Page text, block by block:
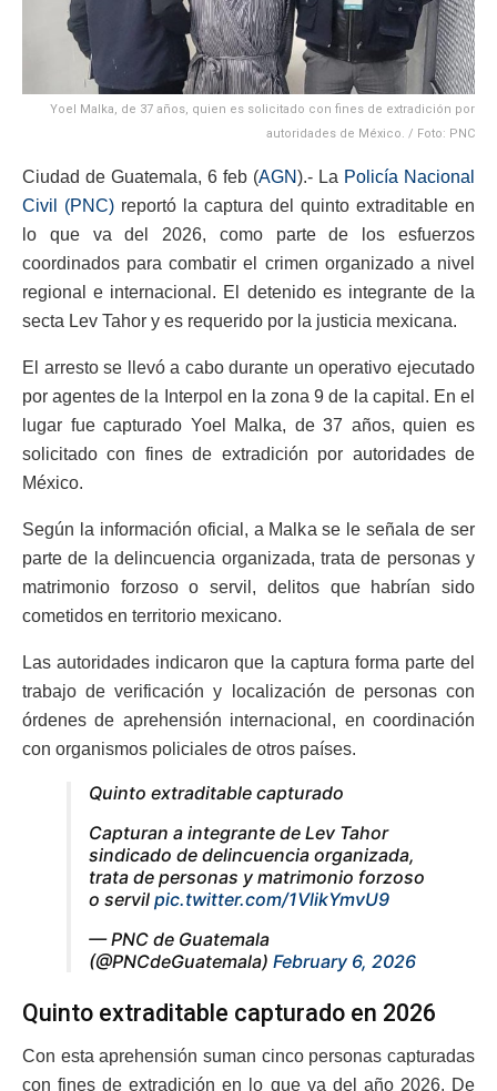
Yoel Malka, de 37 años, quien es solicitado con fines de extradición por
autoridades de México. / Foto: PNC
Ciudad de Guatemala, 6 feb (AGN).- La Policía Nacional
Civil (PNC) reportó la captura del quinto extraditable en
lo que va del 2026, como parte de los esfuerzos
coordinados para combatir el crimen organizado a nivel
regional e internacional. El detenido es integrante de la
secta Lev Tahor y es requerido por la justicia mexicana.
El arresto se llevó a cabo durante un operativo ejecutado
por agentes de la Interpol en la zona 9 de la capital. En el
lugar fue capturado Yoel Malka, de 37 años, quien es
solicitado con fines de extradición por autoridades de
México.
Según la información oficial, a Malka se le señala de ser
parte de la delincuencia organizada, trata de personas y
matrimonio forzoso o servil, delitos que habrían sido
cometidos en territorio mexicano.
Las autoridades indicaron que la captura forma parte del
trabajo de verificación y localización de personas con
órdenes de aprehensión internacional, en coordinación
con organismos policiales de otros países.
Quinto extraditable capturado
Capturan a integrante de Lev Tahor
sindicado de delincuencia organizada,
trata de personas y matrimonio forzoso
o servil pic.twitter.com/1VlikYmvU9
— PNC de Guatemala
(@PNCdeGuatemala) February 6, 2026
Quinto extraditable capturado en 2026
Con esta aprehensión suman cinco personas capturadas
con fines de extradición en lo que va del año 2026. De